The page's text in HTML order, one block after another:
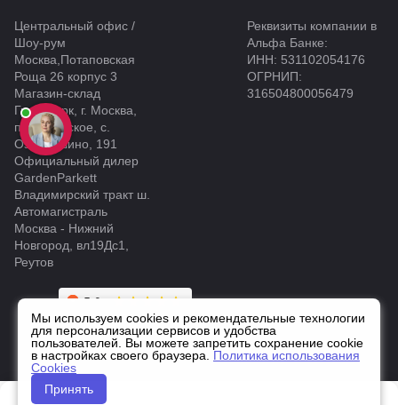
Центральный офис /
Шоу-рум
Москва,Потаповская
Роща 26 корпус 3
Магазин-склад
Грин Парк, г. Москва,
п. Щаповское, с.
Ознобишино, 191
Официальный дилер
GardenParkett
Владимирский тракт ш.
Автомагистраль
Москва - Нижний
Новгород, вл19Дс1,
Реутов
Реквизиты компании в
Альфа Банке:
ИНН: 531102054176
ОГРНИП:
316504800056479
Мы используем cookies и рекомендательные технологии
для персонализации сервисов и удобства
пользователей. Вы можете запретить сохранение cookie
в настройках своего браузера. Политика использования
Cookies
Принять